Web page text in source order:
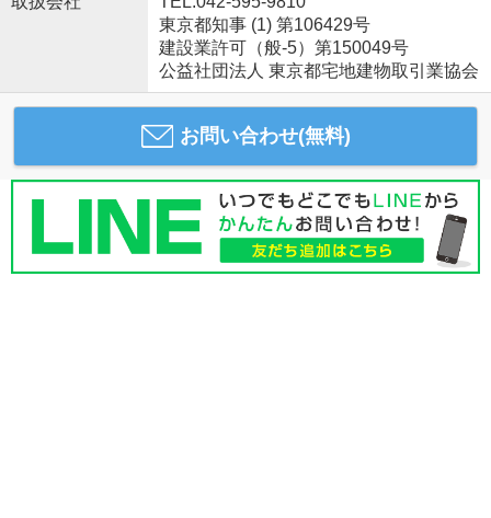
東京都知事 (1) 第106429号
建設業許可（般-5）第150049号
公益社団法人 東京都宅地建物取引業協会
お問い合わせ(無料)